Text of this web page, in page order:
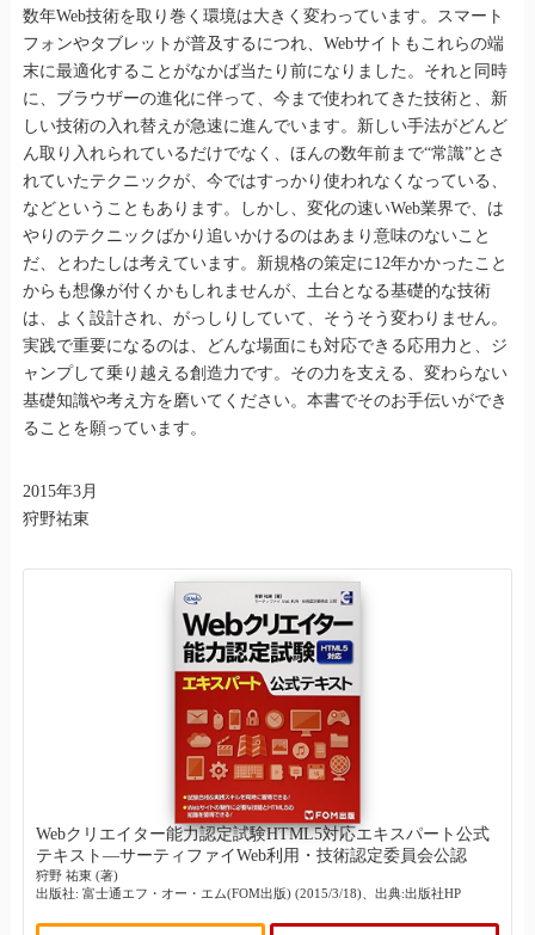
数年Web技術を取り巻く環境は大きく変わっています。スマート
フォンやタブレットが普及するにつれ、Webサイトもこれらの端
末に最適化することがなかば当たり前になりました。それと同時
に、ブラウザーの進化に伴って、今まで使われてきた技術と、新
しい技術の入れ替えが急速に進んでいます。新しい手法がどんど
ん取り入れられているだけでなく、ほんの数年前まで“常識”とさ
れていたテクニックが、今ではすっかり使われなくなっている、
などということもあります。しかし、変化の速いWeb業界で、は
やりのテクニックばかり追いかけるのはあまり意味のないこと
だ、とわたしは考えています。新規格の策定に12年かかったこと
からも想像が付くかもしれませんが、土台となる基礎的な技術
は、よく設計され、がっしりしていて、そうそう変わりません。
実践で重要になるのは、どんな場面にも対応できる応用力と、ジ
ャンプして乗り越える創造力です。その力を支える、変わらない
基礎知識や考え方を磨いてください。本書でそのお手伝いができ
ることを願っています。
2015年3月
狩野祐東
Webクリエイター能力認定試験HTML5対応エキスパート公式
テキスト―サーティファイWeb利用・技術認定委員会公認
狩野 祐東 (著)
出版社: 富士通エフ・オー・エム(FOM出版) (2015/3/18)、出典:出版社HP